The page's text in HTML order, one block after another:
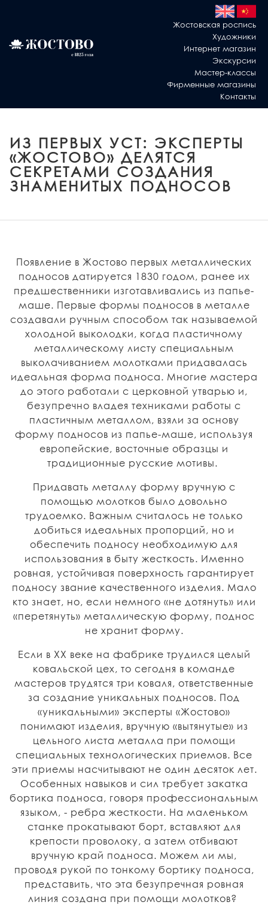
Жостовская роспись
Художники
Интернет магазин
Экскурсии
Мастер-классы
Фирменные магазины
Контакты
ИЗ ПЕРВЫХ УСТ: ЭКСПЕРТЫ
«ЖОСТОВО» ДЕЛЯТСЯ
СЕКРЕТАМИ СОЗДАНИЯ
ЗНАМЕНИТЫХ ПОДНОСОВ
Появление в Жостово первых металлических
подносов датируется 1830 годом, ранее их
предшественники изготавливались из папье-
маше. Первые формы подносов в металле
создавали ручным способом так называемой
холодной выколодки, когда пластичному
металлическому листу специальным
выколачиванием молотками придавалась
идеальная форма подноса. Многие мастера
до этого работали с церковной утварью и,
безупречно владея техниками работы с
пластичным металлом, взяли за основу
форму подносов из папье-маше, используя
европейские, восточные образцы и
традиционные русские мотивы.
Придавать металлу форму вручную с
помощью молотков было довольно
трудоемко. Важным считалось не только
добиться идеальных пропорций, но и
обеспечить подносу необходимую для
использования в быту жесткость. Именно
ровная, устойчивая поверхность гарантирует
подносу звание качественного изделия. Мало
кто знает, но, если немного «не дотянуть» или
«перетянуть» металлическую форму, поднос
не хранит форму.
Если в XX веке на фабрике трудился целый
ковальской цех, то сегодня в команде
мастеров трудятся три коваля, ответственные
за создание уникальных подносов. Под
«уникальными» эксперты «Жостово»
понимают изделия, вручную «вытянутые» из
цельного листа металла при помощи
специальных технологических приемов. Все
эти приемы насчитывают не один десяток лет.
Особенных навыков и сил требует закатка
бортика подноса, говоря профессиональным
языком, - ребра жесткости. На маленьком
станке прокатывают борт, вставляют для
крепости проволоку, а затем отбивают
вручную край подноса. Можем ли мы,
проводя рукой по тонкому бортику подноса,
представить, что эта безупречная ровная
линия создана при помощи молотков?